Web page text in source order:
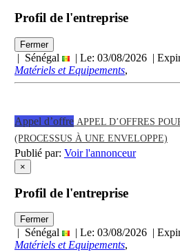
Profil de l'entreprise
Fermer
| Sénégal | Le: 03/08/2026 |
Matériels et Equipements,
Appel d’offre APPEL D’OFFRES
(PROCESSUS À UNE ENVELOPPE)
Publié par: Voir l'annonceur
×
Profil de l'entreprise
Fermer
| Sénégal | Le: 03/08/2026 |
Matériels et Equipements,